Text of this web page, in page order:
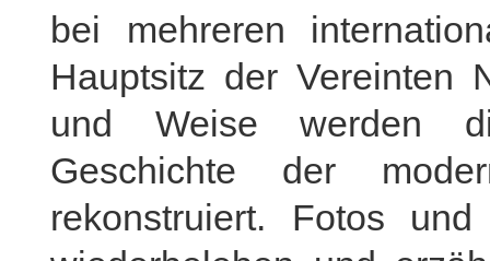
bei mehreren
Hauptsitz der Vereinten
und Weise werden
Geschichte der
rekonstruiert. Fotos